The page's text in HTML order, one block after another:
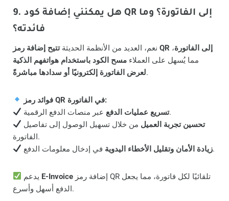
9. هل يمكنني إضافة كود QR إلى الفاتورة؟ وما
فائدته؟
نعم، العديد من الأنظمة الحديثة تتيح إضافة رمز QR إلى الفاتورة،
مما يُسهل على العملاء مسح الكود باستخدام هواتفهم الذكية
لعرض الفاتورة إلكترونيًا أو سدادها مباشرةً.
فوائد رمز QR في الفاتورة:
تسريع عمليات الدفععبر منصات الدفع الرقمية.
تحسين تجربة العميل من خلال تسهيل الوصول إلى تفاصيل
الفاتورة.
زيادة الأمان وتقليل الأخطاء اليدويةفي إدخال معلومات الدفع.
E-Invoice
الدفع أسهل وأسرع.